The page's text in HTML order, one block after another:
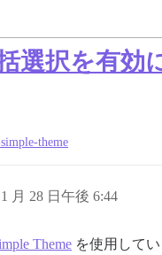
選択を有効
theme
月 28 日午後 6:44
Theme を使用して